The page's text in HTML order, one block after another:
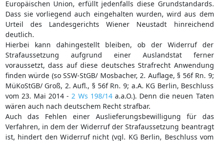
Europäischen Union, erfüllt jedenfalls diese Grundstandards.
Dass sie vorliegend auch eingehalten wurden, wird aus dem
Urteil des Landesgerichts Wiener Neustadt hinreichend
deutlich.
Hierbei kann dahingestellt bleiben, ob der Widerruf der
Strafaussetzung aufgrund einer Auslandstat ferner
voraussetzt, dass auf diese deutsches Strafrecht Anwendung
finden würde (so SSW-StGB/ Mosbacher, 2. Auflage, § 56f Rn. 9;
MüKoStGB/ Groß, 2. Aufl., § 56f Rn. 9; a.A. KG Berlin, Beschluss
vom 23. Mai 2014 - 2 Ws 198/14a.a.O.). Denn die neuen Taten
wären auch nach deutschem Recht strafbar.
Auch das Fehlen einer Auslieferungsbewilligung für das
Verfahren, in dem der Widerruf der Strafaussetzung beantragt
ist, hindert den Widerruf nicht (vgl. KG Berlin, Beschluss vom